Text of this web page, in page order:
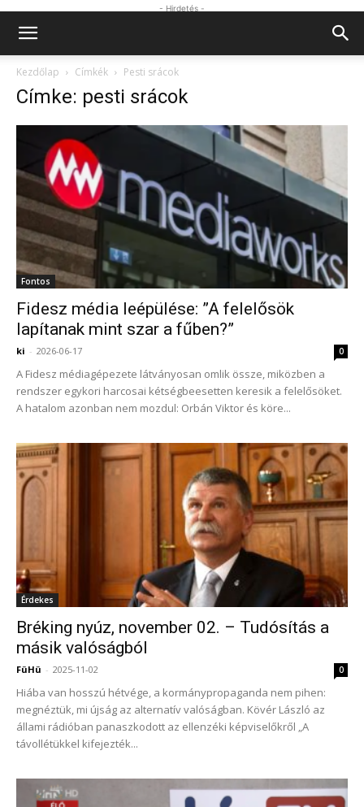
- Hirdetés -
Kezdőlap Címkék Pesti srácok
Címke: pesti srácok
Fontos
Fidesz média leépülése: ”A felelősök
lapítanak mint szar a fűben?”
ki - 2026-06-17 0
A Fidesz médiagépezete látványosan omlik össze, miközben a
rendszer egykori harcosai kétségbeesetten keresik a felelősöket.
A hatalom azonban nem mozdul: Orbán Viktor és köre...
Érdekes
Bréking nyúz, november 02. – Tudósítás a
másik valóságból
FüHü - 2025-11-02 0
Hiába van hosszú hétvége, a kormánypropaganda nem pihen:
megnéztük, mi újság az alternatív valóságban. Kövér László az
állami rádióban panaszkodott az ellenzéki képviselőkről „A
távollétükkel kifejezték...